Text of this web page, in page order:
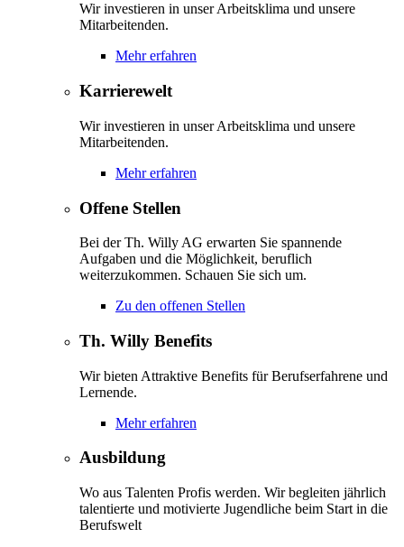
Wir investieren in unser Arbeitsklima und unsere
Mitarbeitenden.
Mehr erfahren
Karrierewelt
Wir investieren in unser Arbeitsklima und unsere
Mitarbeitenden.
Mehr erfahren
Offene Stellen
Bei der Th. Willy AG erwarten Sie spannende
Aufgaben und die Möglichkeit, beruflich
weiterzukommen. Schauen Sie sich um.
Zu den offenen Stellen
Th. Willy Benefits
Wir bieten Attraktive Benefits für Berufserfahrene und
Lernende.
Mehr erfahren
Ausbildung
Wo aus Talenten Profis werden. Wir begleiten jährlich
talentierte und motivierte Jugendliche beim Start in die
Berufswelt